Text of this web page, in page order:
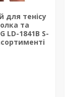
для тенісу
та
LD-1841B S-